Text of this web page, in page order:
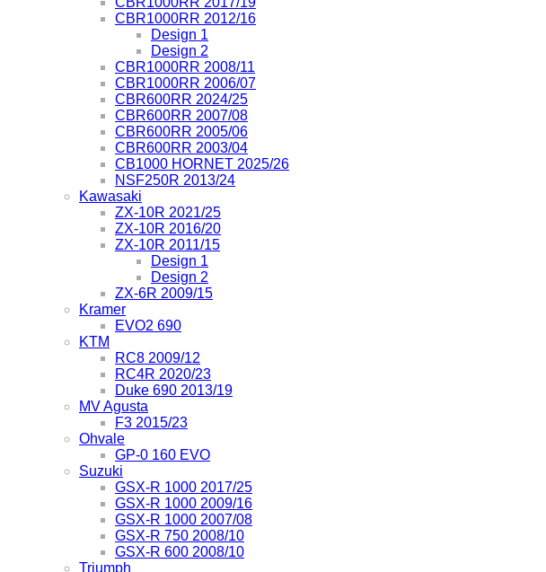
CBR1000RR 2012/16
Design 1
Design 2
CBR1000RR 2008/11
CBR1000RR 2006/07
CBR600RR 2024/25
CBR600RR 2007/08
CBR600RR 2005/06
CBR600RR 2003/04
CB1000 HORNET 2025/26
NSF250R 2013/24
Kawasaki
ZX-10R 2021/25
ZX-10R 2016/20
ZX-10R 2011/15
Design 1
Design 2
ZX-6R 2009/15
Kramer
EVO2 690
KTM
RC8 2009/12
RC4R 2020/23
Duke 690 2013/19
MV Agusta
F3 2015/23
Ohvale
GP-0 160 EVO
Suzuki
GSX-R 1000 2017/25
GSX-R 1000 2009/16
GSX-R 1000 2007/08
GSX-R 750 2008/10
GSX-R 600 2008/10
Triumph